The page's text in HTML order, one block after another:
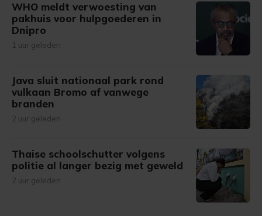
WHO meldt verwoesting van
pakhuis voor hulpgoederen in
Dnipro
1 uur geleden
Java sluit nationaal park rond
vulkaan Bromo af vanwege
branden
2 uur geleden
Thaise schoolschutter volgens
politie al langer bezig met geweld
2 uur geleden